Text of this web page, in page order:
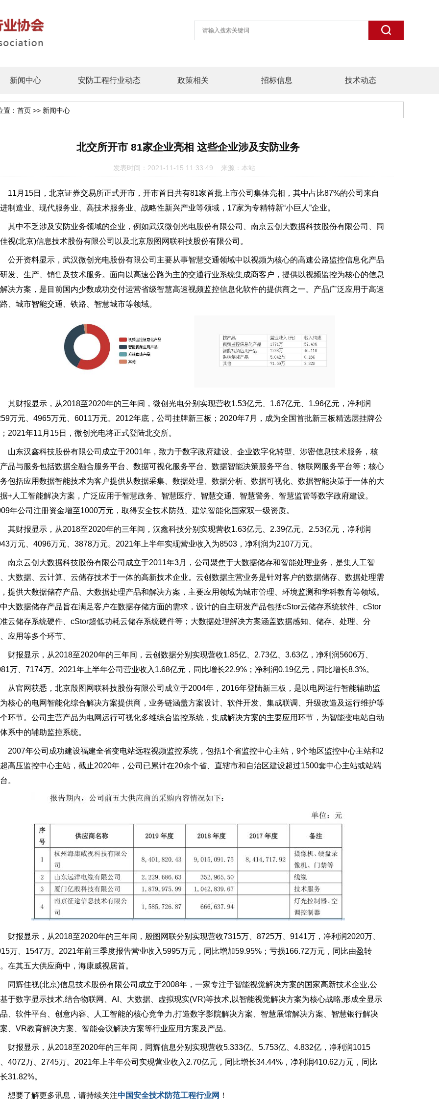
新闻中心 安防工程行业动态 政策相关 招标信息 技术动态
置： 首页 >> 新闻中心
北交所开市 81家企业亮相 这些企业涉及安防业务
发表时间：2021-11-15 11:33:49 来源：本站
月15日，北京证券交易所正式开市，开市首日共有81家首批上市公司集体亮相，其中占比87%的公司来自
制造业、现代服务业、高技术服务业、战略性新兴产业等领域，17家为专精特新“小巨人”企业。
中不乏涉及安防业务领域的企业，例如武汉微创光电股份有限公司、南京云创大数据科技股份有限公司、同
视(北京)信息技术股份有限公司以及北京殷图网联科技股份有限公司。
开资料显示，武汉微创光电股份有限公司主要从事智慧交通领域中以视频为核心的高速公路监控信息化产品
发、生产、销售及技术服务。面向以高速公路为主的交通行业系统集成商客户，提供以视频监控为核心的信息
决方案，是目前国内少数成功交付运营省级智慧高速视频监控信息化软件的提供商之一。产品广泛应用于高速
、城市智能交通、铁路、智慧城市等领域。
财报显示，从2018至2020年的三年间，微创光电分别实现营收1.53亿元、1.67亿元、1.96亿元，净利润
万元、4965万元、6011万元。2012年底，公司挂牌新三板；2020年7月，成为全国首批新三板精选层挂牌公
2021年11月15日，微创光电将正式登陆北交所。
东汉鑫科技股份有限公司成立于2001年，致力于数字政府建设、企业数字化转型、涉密信息技术服务，核
品与服务包括数据全融合服务平台、数据可视化服务平台、数据智能决策服务平台、物联网服务平台等；核心
包括应用数据智能技术为客户提供从数据采集、数据处理、数据分析、数据可视化、数据智能决策于一体的大
+人工智能解决方案，广泛应用于智慧政务、智慧医疗、智慧交通、智慧警务、智慧监管等数字政府建设。
年公司注册资金增至1000万元，取得安全技术防范、建筑智能化国家双一级资质。
财报显示，从2018至2020年的三年间，汉鑫科技分别实现营收1.63亿元、2.39亿元、2.53亿元，净利润
万元、4096万元、3878万元。2021年上半年实现营业收入为8503，净利润为2107万元。
京云创大数据科技股份有限公司成立于2011年3月，公司聚焦于大数据储存和智能处理业务，是集人工智
大数据、云计算、云储存技术于一体的高新技术企业。云创数据主营业务是针对客户的数据储存、数据处理需
提供大数据储存产品、大数据处理产品和解决方案，主要应用领域为城市管理、环境监测和学科教育等领域。
大数据储存产品旨在满足客户在数据存储方面的需求，设计的自主研发产品包括cStor云储存系统软件、cStor
云储存系统硬件、cStor超低功耗云储存系统硬件等；大数据处理解决方案涵盖数据感知、储存、处理、分
应用等多个环节。
报显示，从2018至2020年的三年间，云创数据分别实现营收1.85亿、2.73亿、3.63亿，净利润5606万、
万、7174万。2021年上半年公司营业收入1.68亿元，同比增长22.9%；净利润0.19亿元，同比增长8.3%。
官网获悉，北京殷图网联科技股份有限公司成立于2004年，2016年登陆新三板，是以电网运行智能辅助监
核心的电网智能化综合解决方案提供商，业务链涵盖方案设计、软件开发、集成联调、升级改造及运行维护等
环节。公司主营产品为电网运行可视化多维综合监控系统，集成解决方案的主要应用环节，为智能变电站自动
系中的辅助监控系统。
年公司成功建设福建全省变电站远程视频监控系统，包括1个省监控中心主站，9个地区监控中心主站和2
高压监控中心主站，截止2020年，公司已累计在20余个省、直辖市和自治区建设超过1500套中心主站或站端
。
报显示，从2018至2020年的三年间，殷图网联分别实现营收7315万、8725万、9141万，净利润2020万、
万、1547万。2021年前三季度报告营业收入5995万元，同比增加59.95%；亏损166.72万元，同比由盈转
在其五大供应商中，海康威视居首。
辉佳视(北京)信息技术股份有限公司成立于2008年，一家专注于智能视觉解决方案的国家高新技术企业,公
于数字显示技术,结合物联网、AI、大数据、虚拟现实(VR)等技术,以智能视觉解决方案为核心战略,形成全显示
、软件平台、创意内容、人工智能的核心竞争力,打造数字影院解决方案、智慧展馆解决方案、智慧银行解决
、VR教育解决方案、智能会议解决方案等行业应用方案及产品。
报显示，从2018至2020年的三年间，同辉信息分别实现营收5.333亿、5.753亿、4.832亿，净利润1015
4072万、2745万。2021年上半年公司实现营业收入2.70亿元，同比增长34.44%，净利润410.62万元，同比
31.82%。
要了解更多讯息，请持续关注中国安全技术防范工程行业网 ！